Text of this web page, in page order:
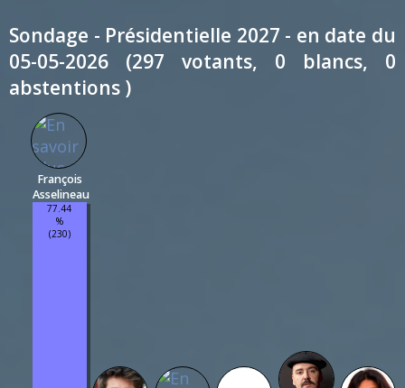
Sondage - Présidentielle 2027 - en date du
05-05-2026 (297 votants, 0 blancs, 0
abstentions )
François
Asselineau
77.44
%
(230)